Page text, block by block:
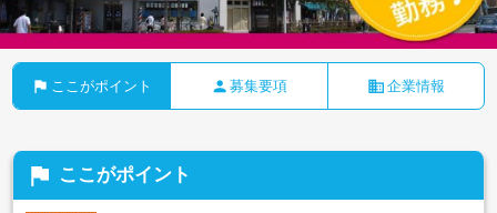
flag ここがポイント person 募集要項 business 企業情報
flag ここがポイント